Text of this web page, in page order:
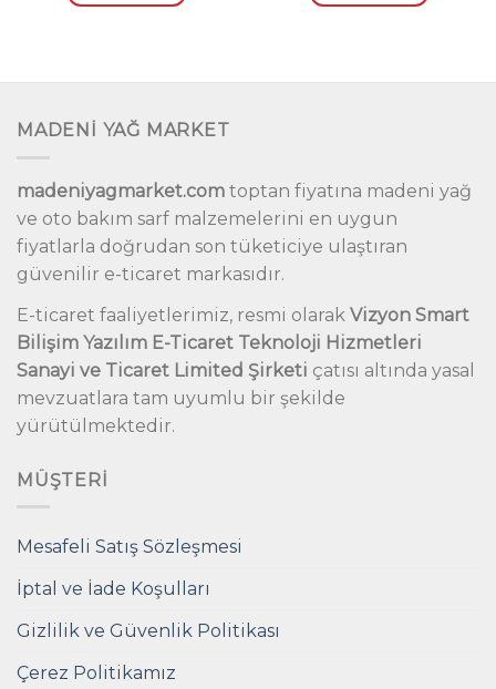
MADENİ YAĞ MARKET
madeniyagmarket.com toptan fiyatına madeni yağ
ve oto bakım sarf malzemelerini en uygun
fiyatlarla doğrudan son tüketiciye ulaştıran
güvenilir e-ticaret markasıdır.
E-ticaret faaliyetlerimiz, resmi olarak Vizyon Smart
Bilişim Yazılım E-Ticaret Teknoloji Hizmetleri
Sanayi ve Ticaret Limited Şirketi çatısı altında yasal
mevzuatlara tam uyumlu bir şekilde
yürütülmektedir.
MÜŞTERI
Mesafeli Satış Sözleşmesi
İptal ve İade Koşulları
Gizlilik ve Güvenlik Politikası
Çerez Politikamız